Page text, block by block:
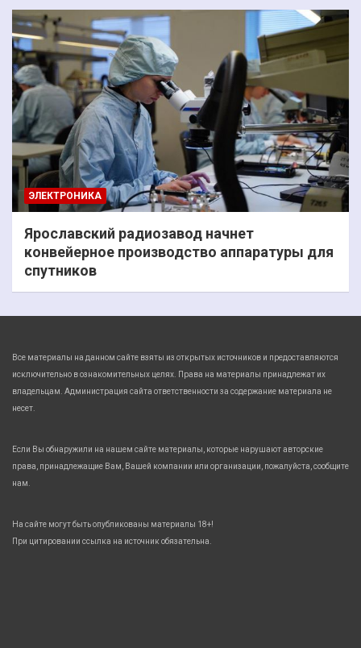
ЭЛЕКТРОНИКА
Ярославский радиозавод начнет
конвейерное производство аппаратуры для
спутников
Все материалы на данном сайте взяты из открытых источников и предоставляются
исключительно в ознакомительных целях. Права на материалы принадлежат их
владельцам. Администрация сайта ответственности за содержание материала не
несет.
Если Вы обнаружили на нашем сайте материалы, которые нарушают авторские
права, принадлежащие Вам, Вашей компании или организации, пожалуйста, сообщите
нам.
На сайте могут быть опубликованы материалы 18+!
При цитировании ссылка на источник обязательна.